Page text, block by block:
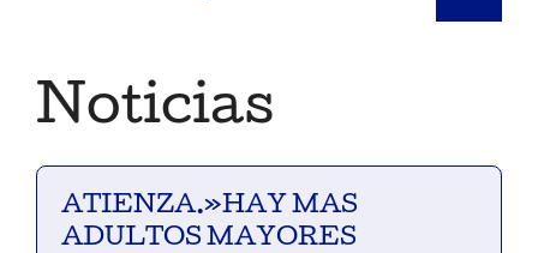
Noticias
ATIENZA.»HAY MAS
ADULTOS MAYORES